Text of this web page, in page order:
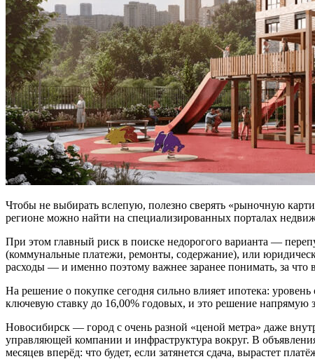
Чтобы не выбирать вслепую, полезно сверять «рыночную
регионе можно найти на специализированных порталах
При этом главный риск в поиске недорогого варианта —
(коммунальные платежи, ремонты, содержание), или
расходы — и именно поэтому важнее заранее понимать, за что
На решение о покупке сегодня сильно влияет ипотека:
ключевую ставку до 16,00% годовых, и это решение напрямую
Новосибирск — город с очень разной «ценой метра» даже
управляющей компании и инфраструктура вокруг. В
месяцев вперёд: что будет, если затянется сдача, вырастет